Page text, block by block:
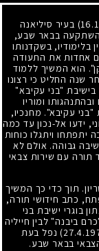
בעיר סיליאנה
בבאר שבע,
בשקדנותו
אחדות את התעודה
הוא המשיך ללמוד
שנה החליט כי רצונו
"בני עקיבא"
ומוריו
"בני עקיבא". מחנכיו,
ידעו אל-נכון עד כמה
יתפתחו ויתגלו כוחות
גבוהה. אולם לא
תורה עם שירות צבאי
תוך כדי כך המשיך
כתב חידושי תורה,
בוגרי ישיבת בני
ביבנה" לבין חייליה
נפל בעת
בבאר שבע.